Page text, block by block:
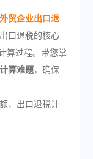
贸企业出口退
口退税的核心
算过程。带您掌
算难题，确保
、出口退税计